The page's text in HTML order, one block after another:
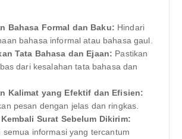
Bahasa Formal dan Baku: Hindari
bahasa informal atau bahasa gaul.
Tata Bahasa dan Ejaan: Pastikan
dari kesalahan tata bahasa dan
Kalimat yang Efektif dan Efisien:
pesan dengan jelas dan ringkas.
Surat Sebelum Dikirim:
semua informasi yang tercantum